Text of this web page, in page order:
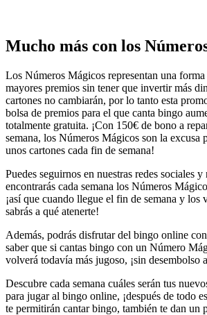
Mucho más con los
Los Números Mágicos representan una forma
mayores premios sin tener que invertir más
cartones no cambiarán, por lo tanto esta
bolsa de premios para el que canta bingo
totalmente gratuita. ¡Con 150€ de bono a
semana, los Números Mágicos son la excusa
unos cartones cada fin de semana!
Puedes seguirnos en nuestras redes sociales y
encontrarás cada semana los Números
¡así que cuando llegue el fin de semana y los
sabrás a qué atenerte!
Además, podrás disfrutar del bingo online
saber que si cantas bingo con un Número
volverá todavía más jugoso, ¡sin desembolso
Descubre cada semana cuáles serán tus
para jugar al bingo online, ¡después de todo
te permitirán cantar bingo, también te dan un